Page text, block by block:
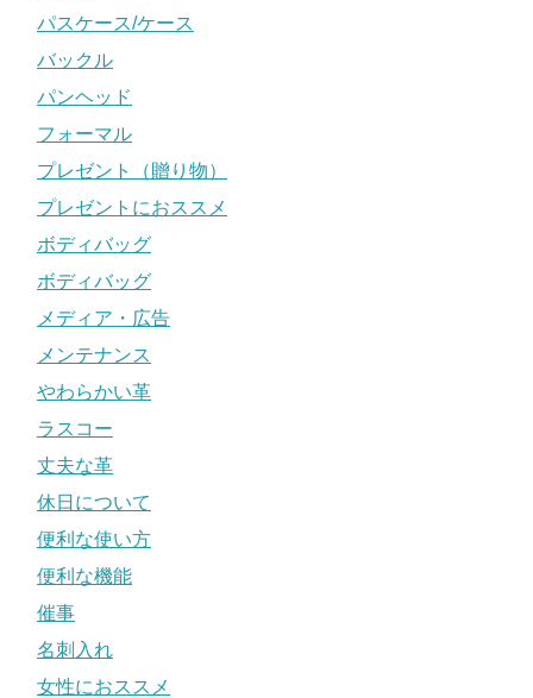
パスケース/ケース
バックル
パンヘッド
フォーマル
プレゼント（贈り物）
プレゼントにおススメ
ボディバッグ
ボディバッグ
メディア・広告
メンテナンス
やわらかい革
ラスコー
丈夫な革
休日について
便利な使い方
便利な機能
催事
名刺入れ
女性におススメ